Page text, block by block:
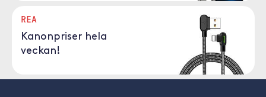
REA
Kanonpriser hela
veckan!